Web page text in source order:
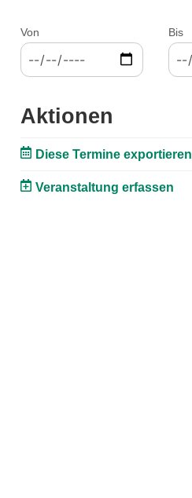
Von Bis
Aktionen
Diese Termine exportieren
Veranstaltung erfassen